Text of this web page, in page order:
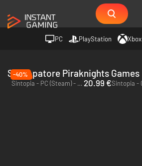
PC PlayStation Xbox
Sviluppatore Piraknights Games
-40%
Sintopia - PC (Steam) - Europe & US & Canada 20.99 €